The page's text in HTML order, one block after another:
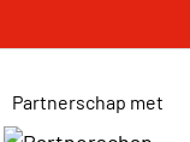
Partnerschap met